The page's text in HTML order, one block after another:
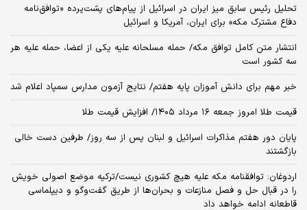
تحلیل رئیس سابق میز ایران در اسرائیل از پیام‌های پشت‌پرده «توافق‌نامه
دفاع مشترک مکه» برای ایران، آمریکا و اسرائیل
انتشار متن کامل توافق مکه/ حمله مسلحانه علیه یکی از اعضا، حمله علیه هر
سه کشور است
خبر مهم برای دانش آموزان پایه هفتم/ نتایج آزمون مدارس سمپاد اعلام شد
قیمت طلا امروز جمعه ۱۶ مرداد ۱۴۰۵/ افزایش قیمت طلا
پایان دور هفتم مذاکرات اسرائیل و لبنان پس از سه روز/ طرفین دست خالی
بازگشتند
اردوغان: توافقنامه مکه علیه هیچ کشوری نیست/ترکیه موضع اصولی خویش
را در قبال حل و فصل منازعات و بحران‌ها از طریق گفت‌وگو و دیپلماسی
قاطعانه ادامه خواهد داد